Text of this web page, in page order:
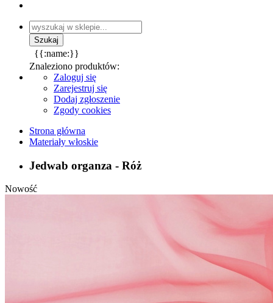
{{:name:}}
Znaleziono produktów:
Zaloguj się
Zarejestruj się
Dodaj zgłoszenie
Zgody cookies
Strona główna
Materiały włoskie
Jedwab organza - Róż
Nowość